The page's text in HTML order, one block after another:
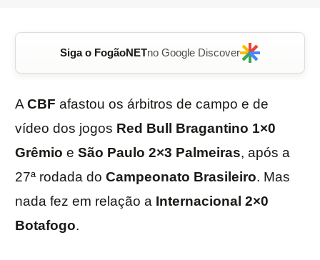
Siga o FogãoNETno Google Discover
ACBF afastou os árbitros de campo e de
vídeo dos jogos Red Bull Bragantino 1×0
Grêmio e São Paulo 2×3 Palmeiras, após a
27ª rodada do Campeonato Brasileiro. Mas
nada fez em relação a Internacional 2×0
Botafogo.